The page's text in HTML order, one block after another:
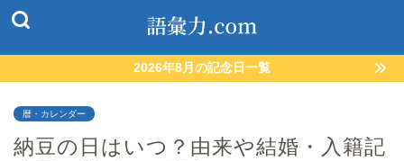
2026年8月の記念日一覧
暦・カレンダー
納豆の日はいつ？由来や結婚・入籍記